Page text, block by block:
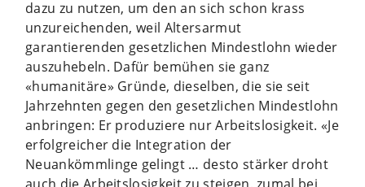
dazu zu nutzen, um den an sich schon krass
unzureichenden, weil Altersarmut
garantierenden gesetzlichen Mindestlohn wieder
auszuhebeln. Dafür bemühen sie ganz
«humanitäre» Gründe, dieselben, die sie seit
Jahrzehnten gegen den gesetzlichen Mindestlohn
anbringen: Er produziere nur Arbeitslosigkeit. «Je
erfolgreicher die Integration der
Neuankömmlinge gelingt … desto stärker droht